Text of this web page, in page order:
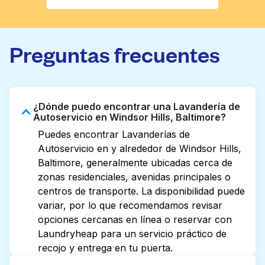
Preguntas frecuentes
¿Dónde puedo encontrar una Lavandería de
Autoservicio en Windsor Hills, Baltimore?
Puedes encontrar Lavanderías de
Autoservicio en y alrededor de Windsor Hills,
Baltimore, generalmente ubicadas cerca de
zonas residenciales, avenidas principales o
centros de transporte. La disponibilidad puede
variar, por lo que recomendamos revisar
opciones cercanas en línea o reservar con
Laundryheap para un servicio práctico de
recojo y entrega en tu puerta.